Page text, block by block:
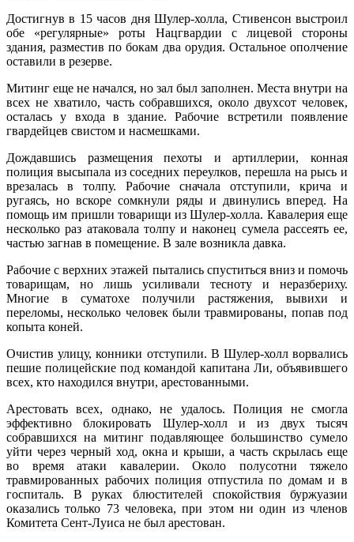
Достигнув в 15 часов дня Шулер-холла, Стивенсон выстроил
обе «регулярные» роты Нацгвардии с лицевой стороны
здания, разместив по бокам два орудия. Остальное ополчение
оставили в резерве.
Митинг еще не начался, но зал был заполнен. Места внутри на
всех не хватило, часть собравшихся, около двухсот человек,
осталась у входа в здание. Рабочие встретили появление
гвардейцев свистом и насмешками.
Дождавшись размещения пехоты и артиллерии, конная
полиция высыпала из соседних переулков, перешла на рысь и
врезалась в толпу. Рабочие сначала отступили, крича и
ругаясь, но вскоре сомкнули ряды и двинулись вперед. На
помощь им пришли товарищи из Шулер-холла. Кавалерия еще
несколько раз атаковала толпу и наконец сумела рассеять ее,
частью загнав в помещение. В зале возникла давка.
Рабочие с верхних этажей пытались спуститься вниз и помочь
товарищам, но лишь усиливали тесноту и неразбериху.
Многие в суматохе получили растяжения, вывихи и
переломы, несколько человек были травмированы, попав под
копыта коней.
Очистив улицу, конники отступили. В Шулер-холл ворвались
пешие полицейские под командой капитана Ли, объявившего
всех, кто находился внутри, арестованными.
Арестовать всех, однако, не удалось. Полиция не смогла
эффективно блокировать Шулер-холл и из двух тысяч
собравшихся на митинг подавляющее большинство сумело
уйти через черный ход, окна и крыши, а часть скрылась еще
во время атаки кавалерии. Около полусотни тяжело
травмированных рабочих полиция отпустила по домам и в
госпиталь. В руках блюстителей спокойствия буржуазии
оказались только 73 человека, при этом ни один из членов
Комитета Сент-Луиса не был арестован.